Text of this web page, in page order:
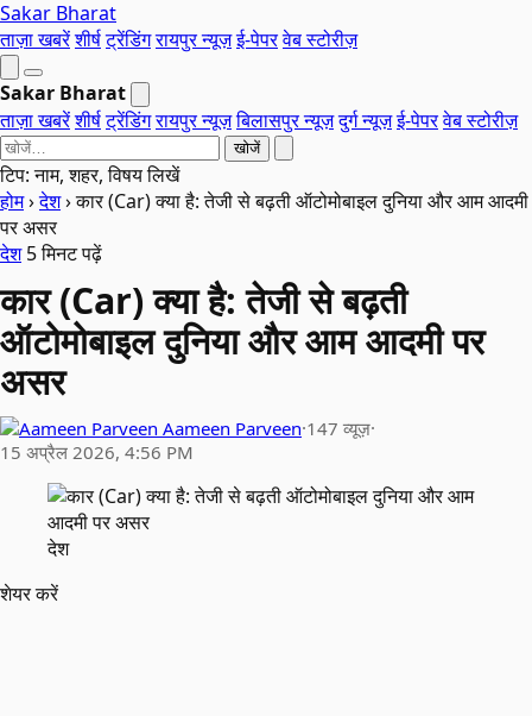
Sakar Bharat
ताज़ा खबरेंशीर्षट्रेंडिंगरायपुर न्यूज़ई-पेपरवेब स्टोरीज़
Sakar Bharat
ताज़ा खबरेंशीर्षट्रेंडिंगरायपुर न्यूज़बिलासपुर न्यूज़दुर्ग न्यूज़ई-पेपरवेब स्टोरीज़
खोजें
टिप: नाम, शहर, विषय लिखें
होम›देश›कार (Car) क्या है: तेजी से बढ़ती ऑटोमोबाइल दुनिया और आम आदमी
पर असर
देश 5 मिनट पढ़ें
कार (Car) क्या है: तेजी से बढ़ती
ऑटोमोबाइल दुनिया और आम आदमी पर
असर
Aameen Parveen·147 व्यूज़·
15 अप्रैल 2026, 4:56 PM
देश
शेयर करें